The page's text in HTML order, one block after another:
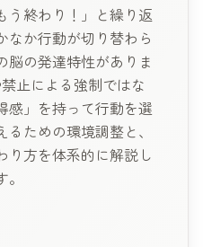
う終わり！」と繰り返
なか行動が切り替わら
脳の発達特性がありま
止による強制ではな
感」を持って行動を選
ための環境調整と、
り方を体系的に解説し
。